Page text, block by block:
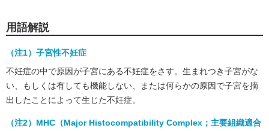
用語解説
（注1）子宮性不妊症
不妊症の中で原因が子宮にある不妊症をさす。生まれつき子宮がな
い、もしくは有しても機能しない、または何らかの原因で子宮を摘
出したことによって生じた不妊症。
（注2）MHC（Major Histocompatibility Complex；主要組織適合